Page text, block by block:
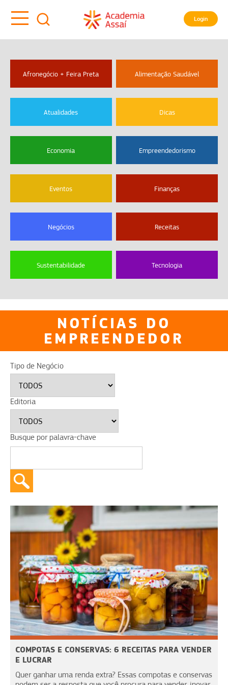
Login
Afronegócio + Feira Preta Alimentação Saudável
Atualidades Dicas
Economia Empreendedorismo
Eventos Finanças
Negócios Receitas
Sustentabilidade Tecnologia
NOTÍCIAS DO
EMPREENDEDOR
Tipo de Negócio
Editoria
Busque por palavra-chave
COMPOTAS E CONSERVAS: 6 RECEITAS PARA VENDER
E LUCRAR
Quer ganhar uma renda extra? Essas compotas e conservas